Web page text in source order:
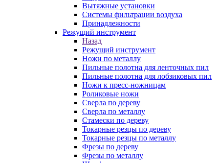
Вытяжные установки
Системы фильтрации воздуха
Принадлежности
Режущий инструмент
Назад
Режущий инструмент
Ножи по металлу
Пильные полотна для ленточных пил
Пильные полотна для лобзиковых пил
Ножи к пресс-ножницам
Роликовые ножи
Сверла по дереву
Сверла по металлу
Стамески по дереву
Токарные резцы по дереву
Токарные резцы по металлу
Фрезы по дереву
Фрезы по металлу